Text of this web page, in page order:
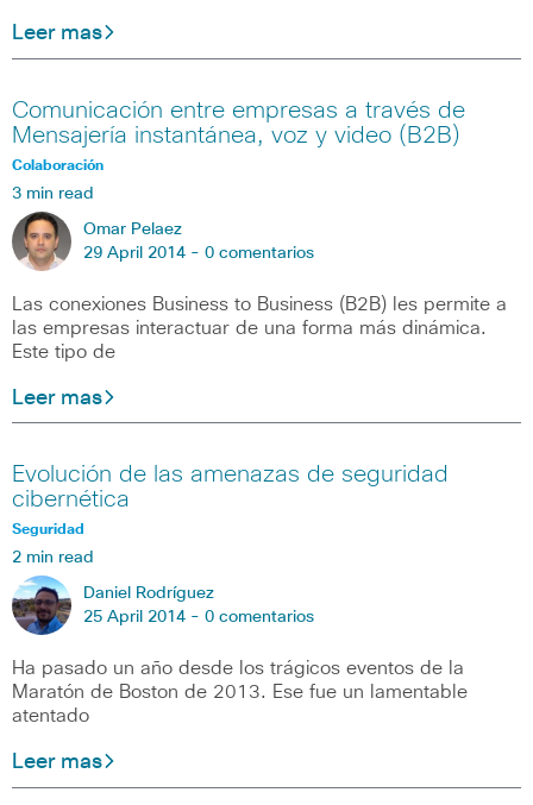
Leer mas
Comunicación entre empresas a través de
Mensajería instantánea, voz y video (B2B)
Colaboración
3 min read
Omar Pelaez
29 April 2014 - 0 comentarios
Las conexiones Business to Business (B2B) les permite a
las empresas interactuar de una forma más dinámica.
Este tipo de
Leer mas
Evolución de las amenazas de seguridad
cibernética
Seguridad
2 min read
Daniel Rodríguez
25 April 2014 - 0 comentarios
Ha pasado un año desde los trágicos eventos de la
Maratón de Boston de 2013. Ese fue un lamentable
atentado
Leer mas